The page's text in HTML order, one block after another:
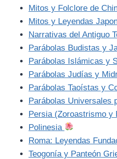
Mitos y Folclore de
Mitos y Leyendas
Narrativas del Antiguo
Parábolas Budistas y
Parábolas Islámicas y
Parábolas Judías y
Parábolas Taoístas y
Parábolas Universales
Persia (Zoroastrismo y
Polinesia
Roma: Leyendas
Teogonía y Panteón